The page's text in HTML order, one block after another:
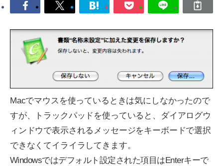
Macでマウスを使っているときは気にしなかったので
すが、トラックパッドを使っていると、ダイアログウ
ィンドウで表示されるメッセージをキーボードで選択
できなくてイライラしてきます。
Windowsではデフォルト設定された項目はEnterキーで